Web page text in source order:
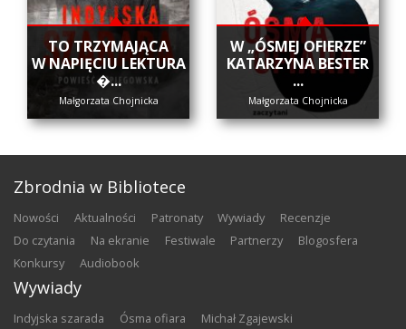
​TO TRZYMAJĄCA
W NAPIĘCIU LEKTURA
�...
Małgorzata Chojnicka
W „ÓSMEJ OFIERZE”
KATARZYNA BESTER
...
Małgorzata Chojnicka
Zbrodnia w Bibliotece
nowości aktualności patronaty wywiady
recenzje
do czytania
na ekranie festiwale partnerzy
blogosfera
konkursy
audiobook
Wywiady
Indyjska szarada Ósma ofiara
Michał Zgajewski